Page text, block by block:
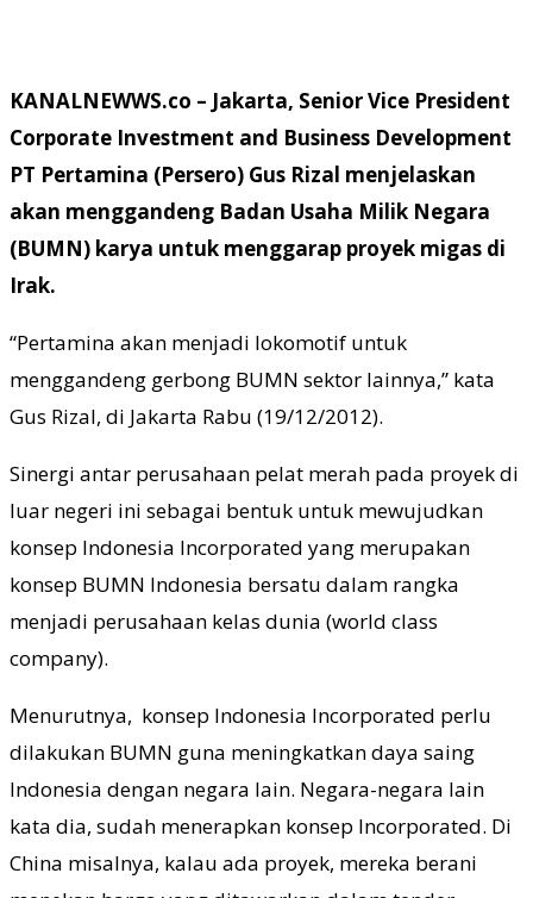
KANALNEWWS.co – Jakarta, Senior Vice President
Corporate Investment and Business Development
PT Pertamina (Persero) Gus Rizal menjelaskan
akan menggandeng Badan Usaha Milik Negara
(BUMN) karya untuk menggarap proyek migas di
Irak.
“Pertamina akan menjadi lokomotif untuk
menggandeng gerbong BUMN sektor lainnya,” kata
Gus Rizal, di Jakarta Rabu (19/12/2012).
Sinergi antar perusahaan pelat merah pada proyek di
luar negeri ini sebagai bentuk untuk mewujudkan
konsep Indonesia Incorporated yang merupakan
konsep BUMN Indonesia bersatu dalam rangka
menjadi perusahaan kelas dunia (world class
company).
Menurutnya, konsep Indonesia Incorporated perlu
dilakukan BUMN guna meningkatkan daya saing
Indonesia dengan negara lain. Negara-negara lain
kata dia, sudah menerapkan konsep Incorporated. Di
China misalnya, kalau ada proyek, mereka berani